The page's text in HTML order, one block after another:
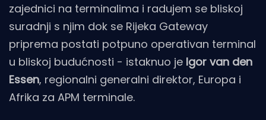
zajednici na terminalima i radujem se bliskoj
suradnji s njim dok se Rijeka Gateway
priprema postati potpuno operativan terminal
u bliskoj budućnosti - istaknuo je Igor van den
Essen, regionalni generalni direktor, Europa i
Afrika za APM terminale.